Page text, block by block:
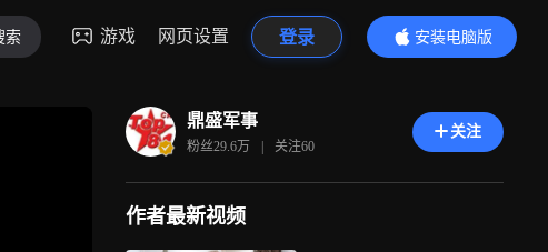
索 游戏 网页设置 登录
安装电脑版
内容更精彩
鼎盛军事
粉丝29.6万 | 关注60
关注
作者最新视频